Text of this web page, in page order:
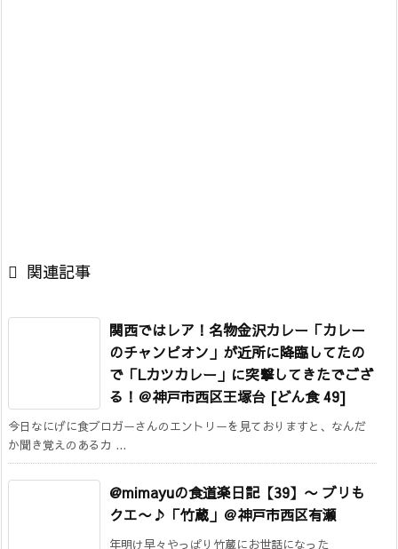
 関連記事
関西ではレア！名物金沢カレー「カレー
のチャンピオン」が近所に降臨してたの
で「Lカツカレー」に突撃してきたでござ
る！＠神戸市西区王塚台 [どん食 49]
今日なにげに食ブロガーさんのエントリーを見ておりますと、なんだ
か聞き覚えのあるカ ...
@mimayuの食道楽日記【39】〜 ブリも
クエ〜♪「竹蔵」＠神戸市西区有瀬
年明け早々やっぱり竹蔵にお世話になった